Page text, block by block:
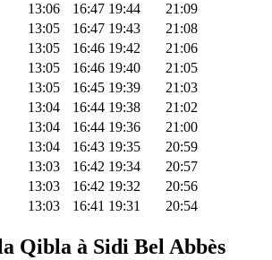
13:06 16:47 19:44
21:09
13:05 16:47 19:43
21:08
13:05 16:46 19:42
21:06
13:05 16:46 19:40
21:05
13:05 16:45 19:39
21:03
13:04 16:44 19:38
21:02
13:04 16:44 19:36
21:00
13:04 16:43 19:35
20:59
13:03 16:42 19:34
20:57
13:03 16:42 19:32
20:56
13:03 16:41 19:31 20:54
Qibla à Sidi Bel Abbès